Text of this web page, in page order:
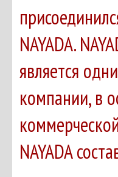
NAYADA.
является
компании, в
NAYADA